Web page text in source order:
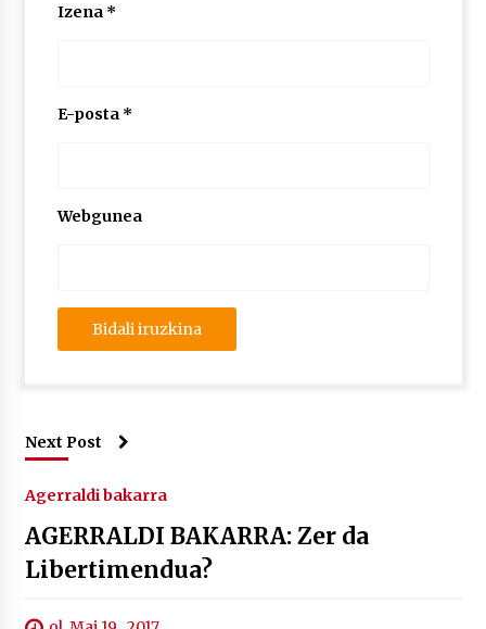
Izena *
E-posta *
Webgunea
Next Post
Agerraldi bakarra
AGERRALDI BAKARRA: Zer da
Libertimendua?